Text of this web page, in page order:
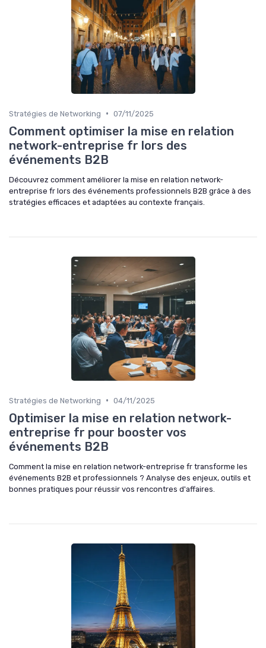
Stratégies de Networking • 07/11/2025
Comment optimiser la mise en relation
network-entreprise fr lors des
événements B2B
Découvrez comment améliorer la mise en relation network-
entreprise fr lors des événements professionnels B2B grâce à des
stratégies efficaces et adaptées au contexte français.
Stratégies de Networking • 04/11/2025
Optimiser la mise en relation network-
entreprise fr pour booster vos
événements B2B
Comment la mise en relation network-entreprise fr transforme les
événements B2B et professionnels ? Analyse des enjeux, outils et
bonnes pratiques pour réussir vos rencontres d'affaires.